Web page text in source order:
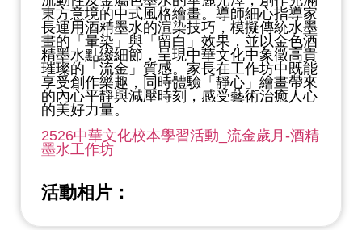
東方意境的中式風格繪畫。導師細心指導家
長運用酒精墨水的渲染技巧，模擬傳統水墨
畫的「暈染」與「留白」效果，並以金色酒
精墨水點綴細節，呈現中華文化中象徵高貴
璀璨的「流金」質感。家長在工作坊中既能
享受創作樂趣，同時體驗「靜心」繪畫帶來
的內心平靜與減壓時刻，感受藝術治癒人心
的美好力量。
2526中華文化校本學習活動_流金歲月-酒精
墨水工作坊
活動相片：